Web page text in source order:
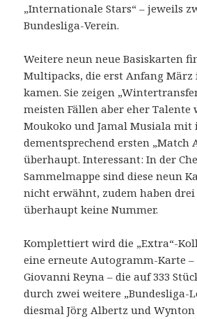
„Internationale Stars“ – jeweils
Bundesliga-Verein.
Weitere neun neue Basiskarten
Multipacks, die erst Anfang März
kamen. Sie zeigen
meisten Fällen aber eher Talente
Moukoko und Jamal Musiala mit
dementsprechend ersten „Match
überhaupt. Interessant: In der
Sammelmappe sind diese neun
nicht erwähnt, zudem haben
überhaupt keine Nummer.
Komplettiert wird die „Extra“-
eine erneute Autogramm-Karte
Giovanni Reyna – die auf 333
durch zwei weitere „Bundesliga-
diesmal Jörg Albertz und Wynton